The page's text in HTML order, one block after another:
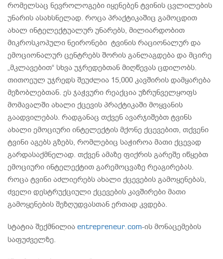
რომელსაც ნევროლოგები იყენებენ ტვინის ცვლილების
უნარის ასახსნელად. როცა პრაქტიკაშიც გამოცდით
ახალ ინტელექტუალურ უნარებს, მილიარდობით
მიკროსკოპული ნეირონები ტვინის რაციონალურ და
ემოციონალურ ცენტრებს შორის განლაგდება და მცირე
„მკლავებით“ სხვა უჯრედებთან მიღწევას ცდილობს.
თითოეულ უჯრედს შეუძლია 15,000 კავშირის დამყარება
მეზობლებთან. ეს ჯაჭვური რეაქცია უზრუნველყოფს
მომავალში ახალი ქცევის პრაქტიკაში მოყვანის
გაადვილებას. რადგანაც თქვენ ავარჯიშებთ ტვინს
ახალი ემოციური ინტელექტის მქონე ქცევებით, თქვენი
ტვინი აგებს გზებს, რომლებიც საჭიროა მათი ქცევად
გარდასაქმნელად. თქვენ ამაზე ფიქრის გარეშე იწყებთ
ემოციური ინტელექტით გარემოცვაზე რეაგირებას.
როცა ტვინი აძლიერებს ახალი ქცევების გამოყენებას,
ძველი დესტრუქციული ქცევების კავშირები მათი
გამოყენების შეზღუდვასთან ერთად კვდება.
სტატია შექმნილია entrepreneur.com-ის მონაცემების
საფუძველზე.